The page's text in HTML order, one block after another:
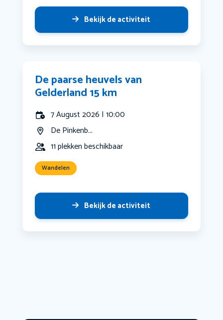
Bekijk de activiteit
De paarse heuvels van
Gelderland 15 km
7 August 2026 | 10:00
De Pinkenb...
11 plekken beschikbaar
Wandelen
Bekijk de activiteit